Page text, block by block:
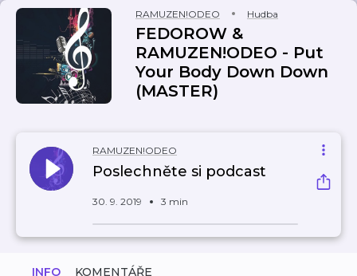
RAMUZEN!ODEO Hudba
FEDOROW &
RAMUZEN!ODEO - Put
Your Body Down Down
(MASTER)
RAMUZEN!ODEO
Poslechněte si podcast
30. 9. 2019 3 min
INFO KOMENTÁŘE